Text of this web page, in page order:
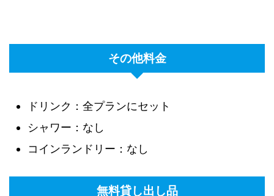
その他料金
ドリンク：全プランにセット
シャワー：なし
コインランドリー：なし
無料貸し出し品